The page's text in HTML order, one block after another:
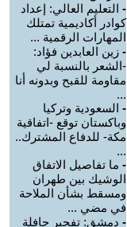
- التعليم العالي: إعداد
كوادر أكاديمية تمتلك
المهارات الرقمية ...
- زين العابدين فؤاد:
-الشعر بالنسبة لي
مقاومة للقبح وبدونه أنا
...
- السعودية وتركيا
وباكستان توقع -اتفاقية
مكة- للدفاع المشترك..
...
- ما تفاصيل الاتفاق
الوشيك بين طهران
ومسقط بشأن الملاحة
في مضي ...
- دمشق: تفجير حافلة